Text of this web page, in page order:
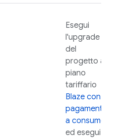
Esegui
l'upgrade
del
progetto al
piano
tariffario
Blaze con
pagamento
a consumo
ed esegui il